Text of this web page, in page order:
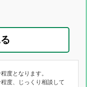
度となります。
度、じっくり相談して